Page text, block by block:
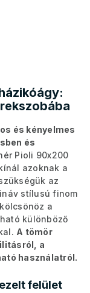
és kényelmes
és
Pioli 90x200
azoknak a
az
stílusú finom
a
különböző
A tömör
a
használatról.
felület